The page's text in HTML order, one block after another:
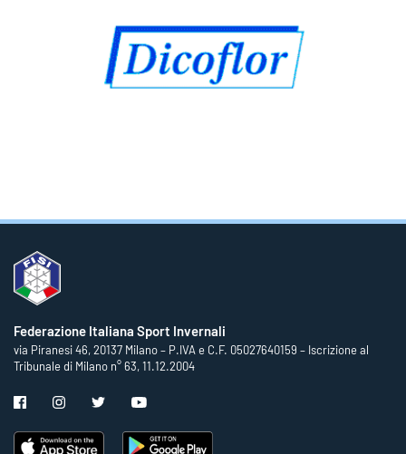
Federazione Italiana Sport Invernali
via Piranesi 46, 20137 Milano – P.IVA e C.F. 05027640159 – Iscrizione al
Tribunale di Milano n° 63, 11.12.2004